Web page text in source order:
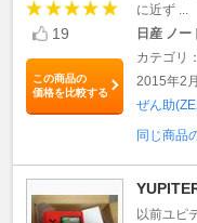
19
この商品の
価格を比較する
に近ず ...
日産 ノー
カテゴリ
2015年2
ぜん助
同じ商品
以前ユピ